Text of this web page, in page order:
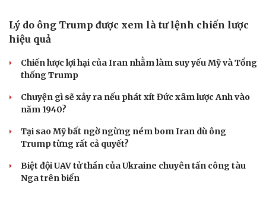
Iran tranh thủ “khoảng ngừng” giao tranh với Mỹ để
củng cố sức mạnh quân sự
CUỘC SỐNG ĐÓ ĐÂY